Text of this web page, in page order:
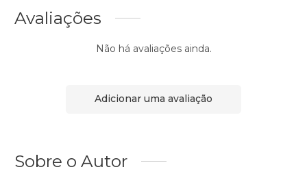
Avaliações
Não há avaliações ainda.
Adicionar uma avaliação
Sobre o Autor